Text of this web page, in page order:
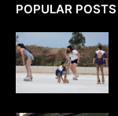
POPULAR POSTS